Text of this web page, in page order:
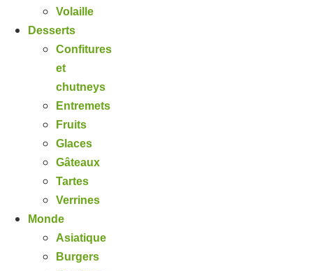
Volaille
Desserts
Confitures
et
chutneys
Entremets
Fruits
Glaces
Gâteaux
Tartes
Verrines
Monde
Asiatique
Burgers